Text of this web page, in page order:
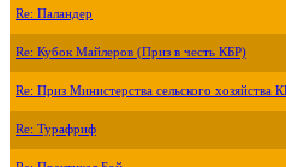
Re: Паландер
Re: Кубок Майлеров (Приз в честь КБР)
Re: Приз Министерства сельского хозяйства
Re: Турафриф